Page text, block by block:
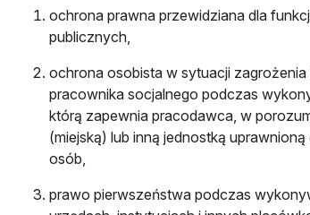
ochrona prawna przewidziana dla
publicznych,
ochrona osobista w sytuacji
pracownika socjalnego podczas
którą zapewnia pracodawca, w
(miejską) lub inną jednostką
osób,
prawo pierwszeństwa podczas